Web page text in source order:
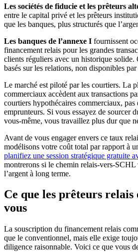
Les sociétés de fiducie et les prêteurs
entre le capital privé et les prêteurs
que les banques, plus structurés que
Les banques de l’annexe I fournissent
financement relais pour les grandes
clients réguliers avec un historique solide.
basés sur les relations, non disponibles
Le marché est piloté par les courtiers. La
commerciaux accèdent aux transactions
courtiers hypothécaires commerciaux, pas
emprunteurs. Si vous essayez de sourcer
vous-même, vous travaillez plus dur que
Avant de vous engager envers ce taux
modélisons votre coût total par rapport à
planifiez une session stratégique gratuite
montrerons si le chemin relais-vers-
l’argent à long terme.
Ce que les prêteurs relais
vous
La souscription du financement relais
que le conventionnel, mais elle exige
diligence raisonnable. Voici ce que vous